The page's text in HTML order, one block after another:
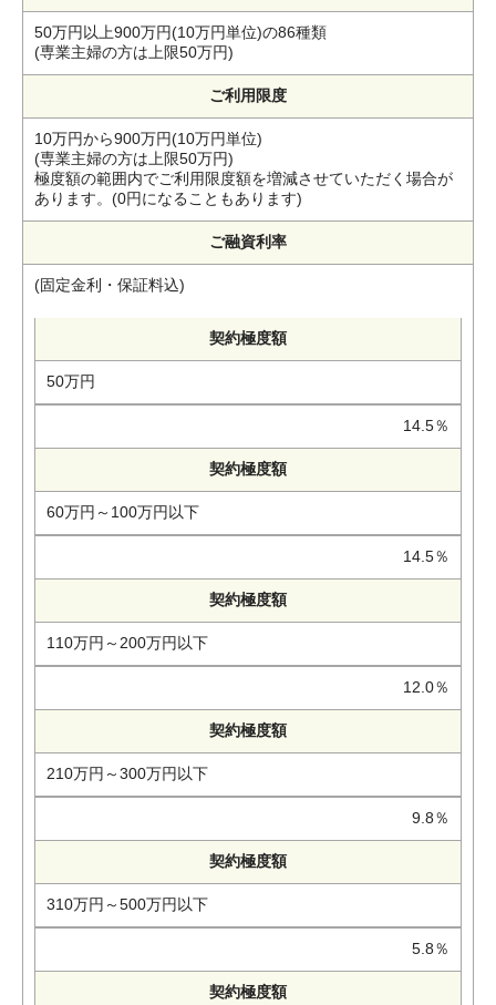
50万円以上900万円(10万円単位)の86種類
(専業主婦の方は上限50万円)
ご利用限度
10万円から900万円(10万円単位)
(専業主婦の方は上限50万円)
極度額の範囲内でご利用限度額を増減させていただく場合が
あります。(0円になることもあります)
ご融資利率
(固定金利・保証料込)
契約極度額
50万円
14.5％
契約極度額
60万円～100万円以下
14.5％
契約極度額
110万円～200万円以下
12.0％
契約極度額
210万円～300万円以下
9.8％
契約極度額
310万円～500万円以下
5.8％
契約極度額